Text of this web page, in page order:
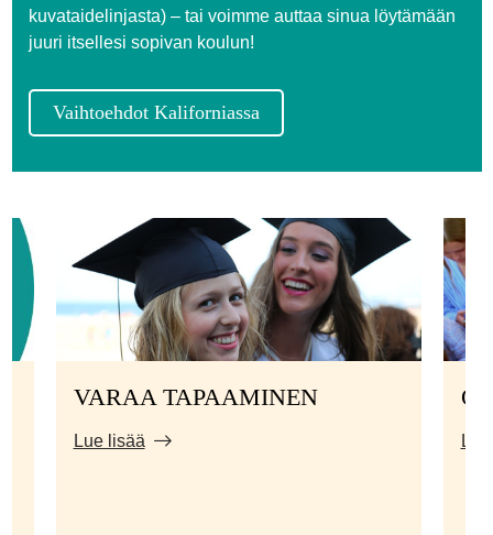
kuvataidelinjasta) – tai voimme auttaa sinua löytämään
juuri itsellesi sopivan koulun!
Vaihtoehdot Kaliforniassa
VARAA TAPAAMINEN
Lue lisää